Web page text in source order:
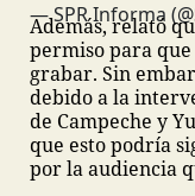
— SPR Informa
Además, relató
permiso para
grabar. Sin
debido a la
de Campeche y
que esto podría
por la audiencia